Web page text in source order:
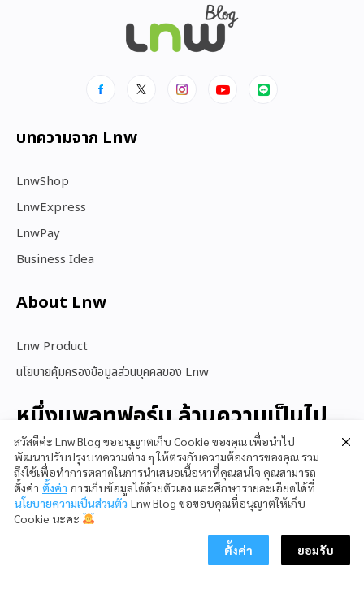
บทความจาก Lnw
LnwShop
LnwExpress
LnwPay
Business Idea
About Lnw​
Lnw Product
นโยบายคุ้มครองข้อมูลส่วนบุคคลของ Lnw
หนึ่งแพลทฟอร์ม ล้านความเป็นไป
ได้
สนใจใช้ LnwShop
สวัสดีค่ะ Lnw Blog ขออนุญาตเก็บ Cookie ของคุณ เพื่อนำไป
พัฒนาปรับปรุงบทความต่าง ๆ ให้ตรงกับความต้องการของคุณ รวม
ถึงใช้เพื่อทำการตลาดในการนำเสนอเนื้อหาที่คุณสนใจ คุณสามารถ
ตั้งค่า ตั้งค่า การเก็บข้อมูลได้ด้วยตัวเอง และศึกษารายละเอียดได้ที่
นโยบายความเป็นส่วนตัว Lnw Blog ขอขอบคุณที่อนุญาตให้เก็บ
Cookie นะคะ
ตั้งค่า ยอมรับ